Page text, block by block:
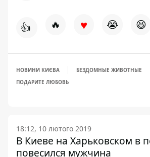
👍 🔥 ♥ 😭 😆
НОВИНИ КИЄВА
БЕЗДОМНЫЕ ЖИВОТНЫЕ
ПОДАРИТЕ ЛЮБОВЬ
18:12, 10 лютого 2019
В Киеве на Харьковском в
повесился мужчина